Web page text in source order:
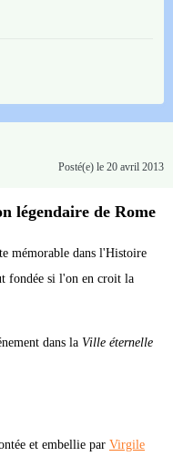
Posté(e) le 20 avril 2013
légendaire de Rome
mémorable dans l'Histoire
fondée si l'on en croit la
dans la Ville éternelle
et embellie par Virgile